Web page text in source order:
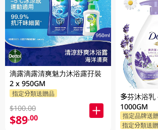
滴露滴露清爽魅力沐浴露孖裝
2 x 950GM
指定分類送贈品
$100.00
$89.00
多芬沐浴
1000GM
指定品牌送
指定分類送